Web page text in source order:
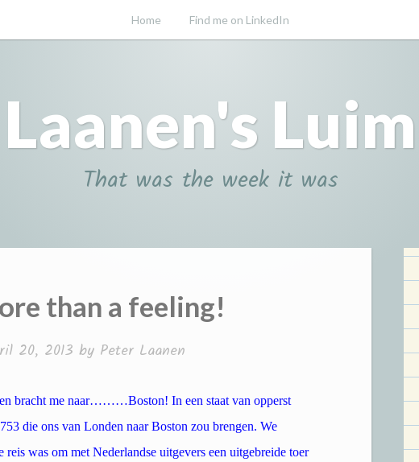
Home Find me on LinkedIn
Laanen's Luim
That was the week it was
than a feeling!
20, 2013 by Peter Laanen
bracht me naar………Boston! In een staat van opperst
die ons van Londen naar Boston zou brengen. We
was om met Nederlandse uitgevers een uitgebreide toer